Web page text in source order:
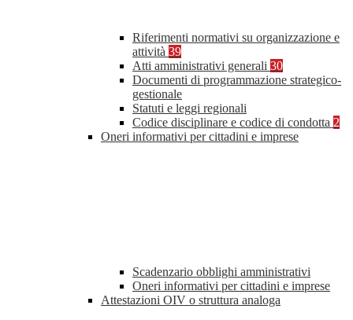
Riferimenti normativi su organizzazione e
attività 39
Atti amministrativi generali 30
Documenti di programmazione strategico-
gestionale
Statuti e leggi regionali
Codice disciplinare e codice di condotta 2
Oneri informativi per cittadini e imprese
Scadenzario obblighi amministrativi
Oneri informativi per cittadini e imprese
Attestazioni OIV o struttura analoga